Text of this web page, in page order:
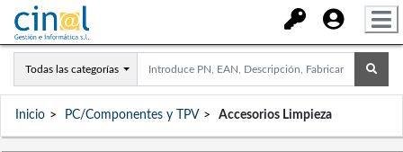
Todas las categorías
Inicio PC/Componentes y TPV Accesorios Limpieza